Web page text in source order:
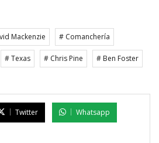
Mackenzie # Comanchería
# Texas # Chris Pine # Ben Foster
Twitter Whatsapp